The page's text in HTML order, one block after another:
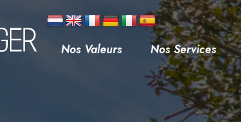
Nos Valeurs Nos Services